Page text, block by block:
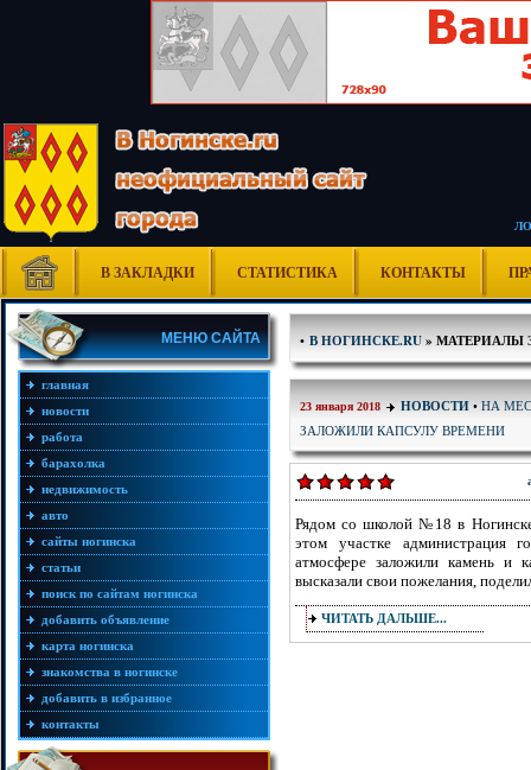
В ЗАКЛАДКИ СТАТИСТИКА КОНТАКТЫ
МЕНЮ САЙТА
главная
новости
работа
барахолка
недвижимость
авто
сайты ногинска
статьи
поиск по сайтам ногинска
добавить объявление
карта ногинска
знакомства в ногинске
добавить в избранное
контакты
• В НОГИНСКЕ.RU» МАТЕРИАЛЫ
23 января 2018 НОВОСТИ • НА
ЗАЛОЖИЛИ КАПСУЛУ ВРЕМЕНИ
Рядом со школой №18 в Ногинске
этом участке администрация
атмосфере заложили камень и
высказали свои пожелания,
ЧИТАТЬ ДАЛЬШЕ...